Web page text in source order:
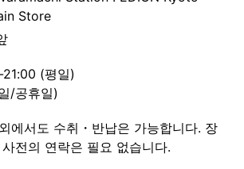
Store
(평일)
/공휴일)
에서도 수취・반납은 가능합니다. 장
전의 연락은 필요 없습니다.